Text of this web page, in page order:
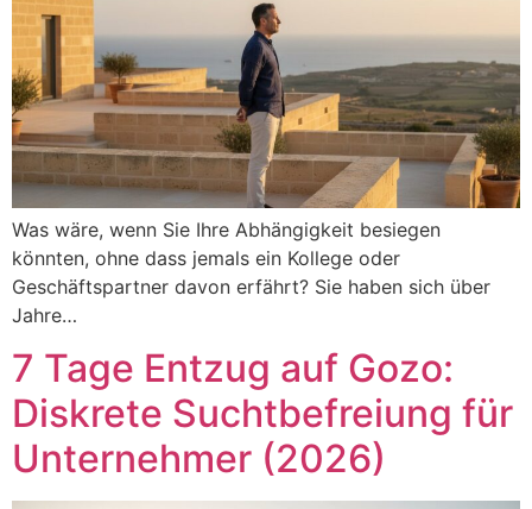
Was wäre, wenn Sie Ihre Abhängigkeit besiegen
könnten, ohne dass jemals ein Kollege oder
Geschäftspartner davon erfährt? Sie haben sich über
Jahre…
7 Tage Entzug auf Gozo:
Diskrete Suchtbefreiung für
Unternehmer (2026)